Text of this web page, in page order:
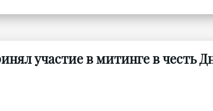
участие в митинге в честь